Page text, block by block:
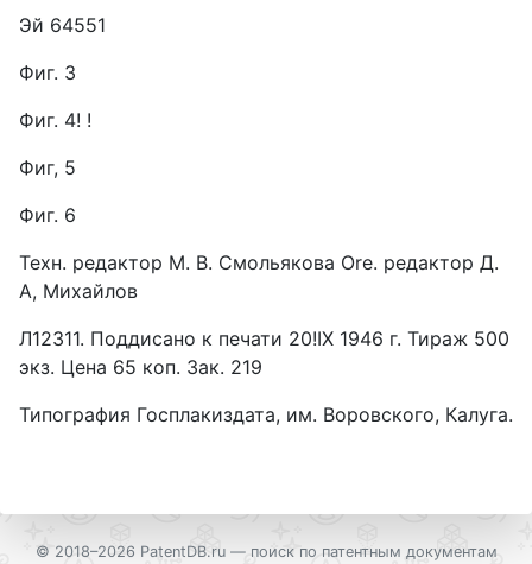
Эй 64551
Фиг. 3
Фиг. 4! !
Фиг, 5
Фиг. 6
Техн. редактор М. В. Смольякова Ore. редактор Д.
А, Михайлов
Л12311. Поддисано к печати 20!IX 1946 г. Тираж 500
экз. Цена 65 коп. Зак. 219
Типография Госплакиздата, им. Воровского, Калуга.
© 2018–2026 PatentDB.ru — поиск по патентным документам